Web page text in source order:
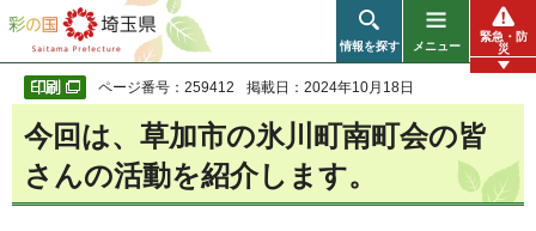
彩の国 埼玉県
情報を探す メニュー
緊急・防
災
ページ番号：259412 掲載日：2024年10月18日
今回は、草加市の氷川町南町会の皆
さんの活動を紹介します。